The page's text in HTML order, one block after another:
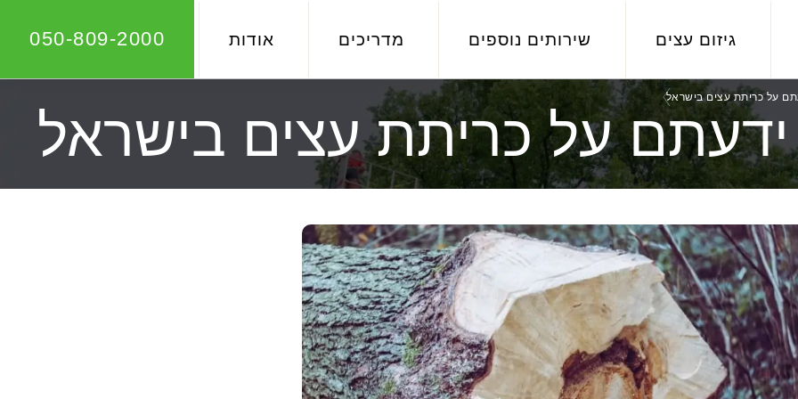
גיזום עצים שירותים נוספים מדריכים אודות 050-809-2000